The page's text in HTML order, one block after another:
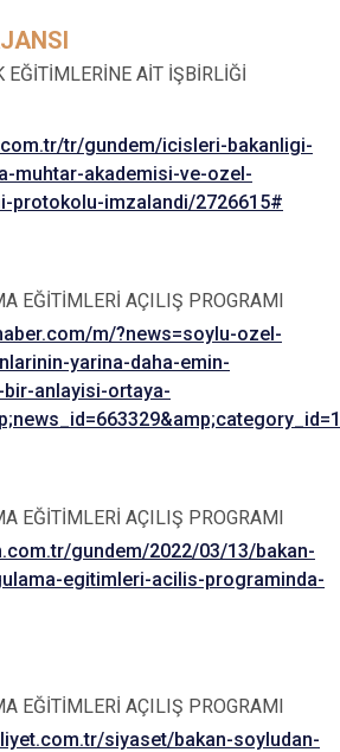
EĞİTİMLERİNE AİT İŞBİRLİĞİ
tr/gundem/icisleri-bakanligi-
muhtar-akademisi-ve-ozel-
protokolu-imzalandi/2726615#
EĞİTİMLERİ AÇILIŞ PROGRAMI
m/?news=soylu-ozel-
yarina-daha-emin-
anlayisi-ortaya-
EĞİTİMLERİ AÇILIŞ PROGRAMI
gundem/2022/03/13/bakan-
egitimleri-acilis-programinda-
EĞİTİMLERİ AÇILIŞ PROGRAMI
siyaset/bakan-soyludan-